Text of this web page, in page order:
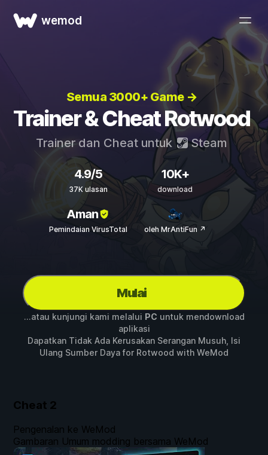
wemod
Semua 3000+ Game →
Trainer & Cheat Rotwood
Trainer dan Cheat untuk Steam
4.9/5
37K ulasan
10K+
download
Aman
Pemindaian VirusTotal oleh MrAntiFun ↗
Mulai
...atau kunjungi kami melalui PC untuk mendownload
aplikasi
Dapatkan Tidak Ada Kerusakan Serangan Musuh, Isi
Ulang Sumber Daya for Rotwood with WeMod
Cheat 2
Pengenalan ke WeMod
Gambaran Umum modding bersama WeMod